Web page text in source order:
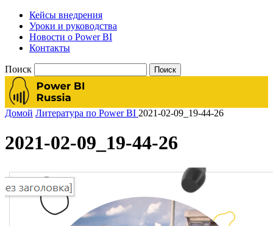
Кейсы внедрения
Уроки и руководства
Новости о Power BI
Контакты
Поиск
Домой Литература по Power BI 2021-02-09_19-44-26
2021-02-09_19-44-26